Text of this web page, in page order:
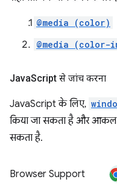
@media (color)
@media (color-
JavaScript से जांच करना
JavaScript के लिए,
किया जा सकता है और आकलन
सकता है.
Browser Support